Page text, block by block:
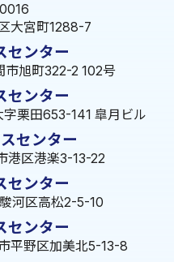
大宮町1288-7
センター
市旭町322-2 102号
センター
栗田653-141 皐月ビル
センター
港区港楽3-13-22
センター
河区高松2-5-10
センター
平野区加美北5-13-8